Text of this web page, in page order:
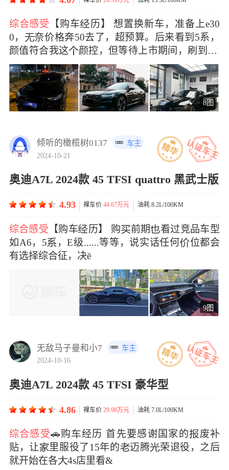
综合感受
【购车历】 想置换新车，准备上e30
0，奈价格奔50去了，超预算。后来看到5系，
颜值符合我这颜控，但等待上市期间，刷到A7
L降
8图
倾听的橄榄树0137
车主
2024-10-21
奥迪A7L 2024款 45 TFSI quattro 黑武士版
4.93 裸车价44.67万元 油耗 8.2L/100KM
综合感受 【购车历】 购前期看过竞品车型
如A6，5，E级......等等，说实话任何位都会
有选择综合征，决ë
9图
无敌马子曼和小7
车主
2024-10-16
奥迪A7L 2024款 45 TFSI 豪华型
4.86 裸车价29.98万元 油耗 7.0L/100KM
综合感受🚗购经历 首先要感谢国家的废补
贴，让里服役了15年的迈腾荣退役，之后
就开始在各4s店里看&